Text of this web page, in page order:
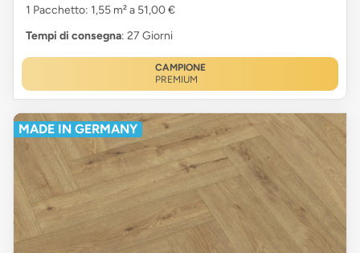
1 Pacchetto: 1,55 m² a 51,00 €
Tempi di consegna: 27 Giorni
CAMPIONE
PREMIUM
MADE IN GERMANY